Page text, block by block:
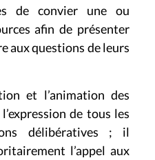
de convier une ou
afin de présenter
aux questions de leurs
et l’animation des
de tous les
délibératives ; il
l’appel aux